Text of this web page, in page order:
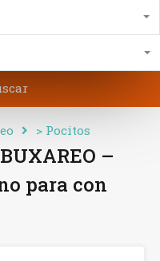
> Pocitos
–
para con